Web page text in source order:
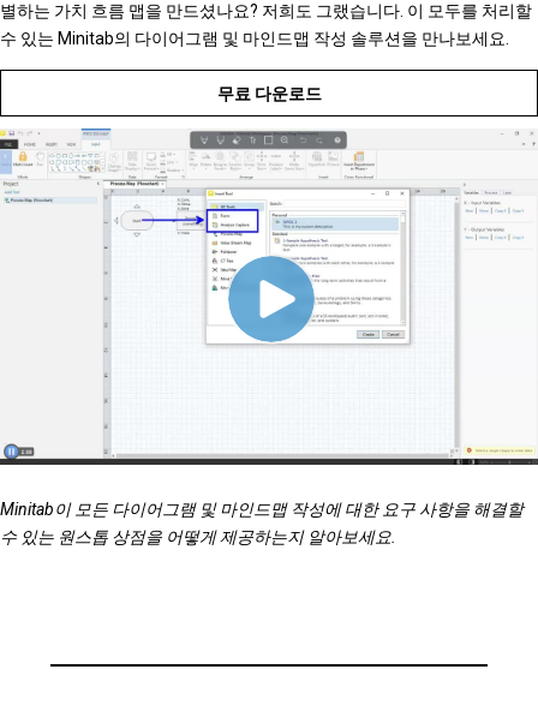
별하는 가치 흐름 맵을 만드셨나요? 저희도 그랬습니다. 이 모두를 처리할
수 있는 Minitab의 다이어그램 및 마인드맵 작성 솔루션을 만나보세요.
무료 다운로드
Minitab이 모든 다이어그램 및 마인드맵 작성에 대한 요구 사항을 해결할
수 있는 원스톱 상점을 어떻게 제공하는지 알아보세요.